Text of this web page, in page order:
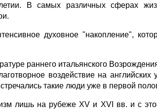
В самых различных сферах
духовное "накопление",
раннего итальянского
воздействие на
такие люди уже в первой
лишь на рубеже XV и XVI вв. и с